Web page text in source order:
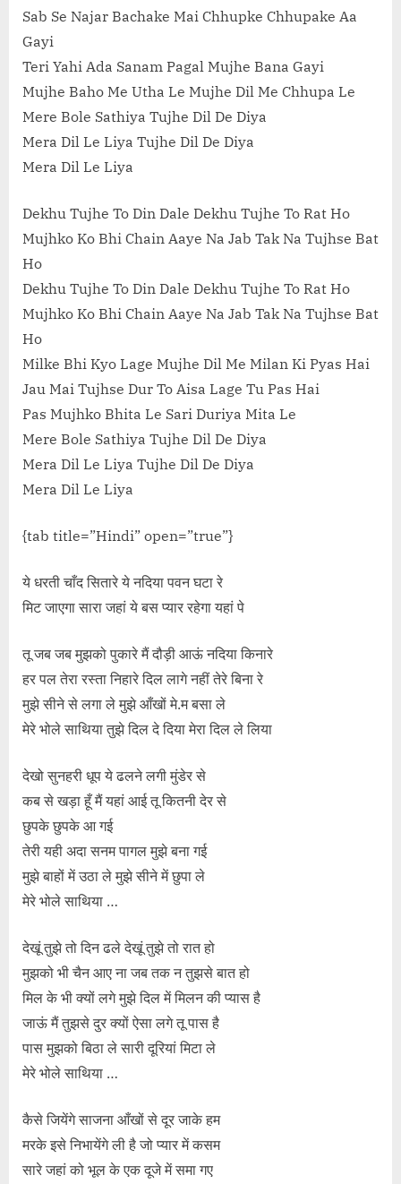
Sab Se Najar Bachake Mai Chhupke Chhupake Aa
Gayi
Teri Yahi Ada Sanam Pagal Mujhe Bana Gayi
Mujhe Baho Me Utha Le Mujhe Dil Me Chhupa Le
Mere Bole Sathiya Tujhe Dil De Diya
Mera Dil Le Liya Tujhe Dil De Diya
Mera Dil Le Liya
Dekhu Tujhe To Din Dale Dekhu Tujhe To Rat Ho
Mujhko Ko Bhi Chain Aaye Na Jab Tak Na Tujhse Bat
Ho
Dekhu Tujhe To Din Dale Dekhu Tujhe To Rat Ho
Mujhko Ko Bhi Chain Aaye Na Jab Tak Na Tujhse Bat
Ho
Milke Bhi Kyo Lage Mujhe Dil Me Milan Ki Pyas Hai
Jau Mai Tujhse Dur To Aisa Lage Tu Pas Hai
Pas Mujhko Bhita Le Sari Duriya Mita Le
Mere Bole Sathiya Tujhe Dil De Diya
Mera Dil Le Liya Tujhe Dil De Diya
Mera Dil Le Liya
{tab title=”Hindi” open=”true”}
ये धरती चाँद सितारे ये नदिया पवन घटा रे
मिट जाएगा सारा जहां ये बस प्यार रहेगा यहां पे
तू जब जब मुझको पुकारे मैं दौड़ी आऊं नदिया किनारे
हर पल तेरा रस्ता निहारे दिल लागे नहीं तेरे बिना रे
मुझे सीने से लगा ले मुझे आँखों मे.म बसा ले
मेरे भोले साथिया तुझे दिल दे दिया मेरा दिल ले लिया
देखो सुनहरी धूप ये ढलने लगी मुंडेर से
कब से खड़ा हूँ मैं यहां आई तू कितनी देर से
छुपके छुपके आ गई
तेरी यही अदा सनम पागल मुझे बना गई
मुझे बाहों में उठा ले मुझे सीने में छुपा ले
मेरे भोले साथिया …
देखूं तुझे तो दिन ढले देखूं तुझे तो रात हो
मुझको भी चैन आए ना जब तक न तुझसे बात हो
मिल के भी क्यों लगे मुझे दिल में मिलन की प्यास है
जाऊं मैं तुझसे दुर क्यों ऐसा लगे तू पास है
पास मुझको बिठा ले सारी दूरियां मिटा ले
मेरे भोले साथिया …
कैसे जियेंगे साजना आँखों से दूर जाके हम
मरके इसे निभायेंगे ली है जो प्यार में कसम
सारे जहां को भूल के एक दूजे में समा गए